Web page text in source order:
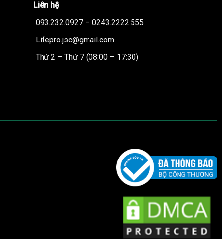
Liên hệ
093.232.0927 – 0243.2222.555
Lifepro.jsc@gmail.com
Thứ 2 – Thứ 7 (08:00 – 17:30)